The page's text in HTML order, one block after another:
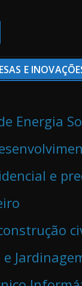
E
Energia
e